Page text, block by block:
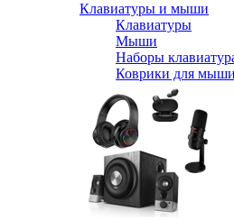
Клавиатуры и мыши
Клавиатуры
Мыши
Наборы
Коврики для мыши